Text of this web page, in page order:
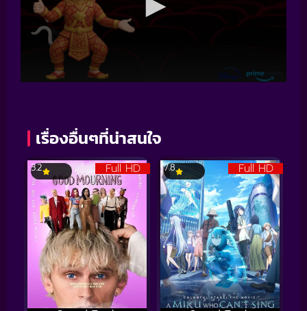
เรื่องอื่นๆที่น่าสนใจ
Full HD
3.2 Full HD
7.8